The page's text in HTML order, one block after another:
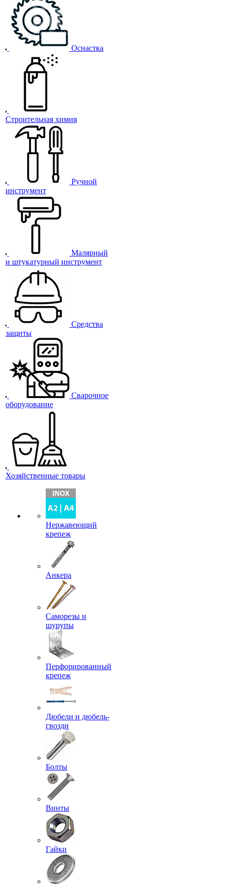
Оснастка
Строительная химия
Ручной
инструмент
Малярный
и штукатурный инструмент
Средства
защиты
Сварочное
оборудование
Хозяйственные товары
Нержавеющий
крепеж
Анкера
Саморезы и
шурупы
Перфорированный
крепеж
Дюбели и дюбель-
гвозди
Болты
Винты
Гайки